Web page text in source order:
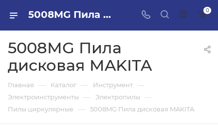
5008MG Пила дисковая MAKITA в ПИЛОН — купить стройматериалы в интернет-магазине ПИЛОН с доставкой оптом и в розницу 0
5008MG Пила
дисковая MAKITA
Главная — Каталог — Инструмент —
Электроинструменты — Электропилы —
Пилы циркулярные — 5008MG Пила дисковая MAKITA